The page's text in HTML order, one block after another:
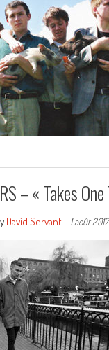
– « Takes
David Servant- 1 août 2017